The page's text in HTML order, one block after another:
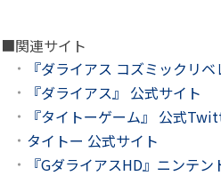
■関連サイト
『ダライアス コズミックリ
『ダライアス』 公式サイト
『タイトーゲーム』 公式
タイトー 公式サイト
『GダライアスHD』ニンテ